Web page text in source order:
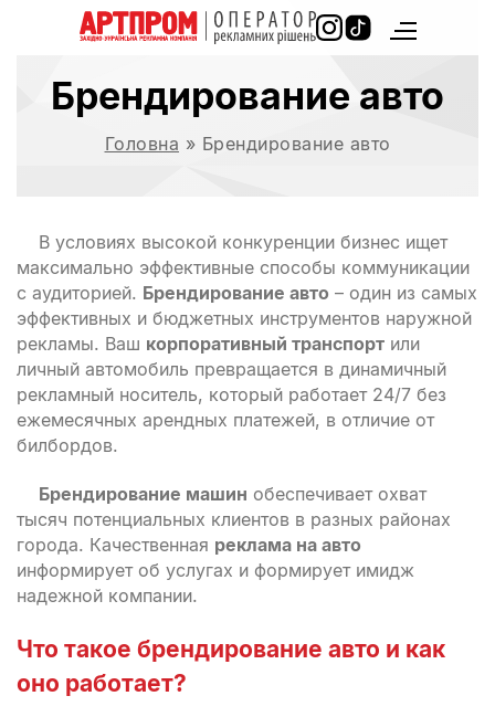
Брендирование авто
Головна » Брендирование авто
В условиях высокой конкуренции бизнес ищет
максимально эффективные способы коммуникации
с аудиторией. Брендирование авто – один из самых
эффективных и бюджетных инструментов наружной
рекламы. Ваш корпоративный транспорт или
личный автомобиль превращается в динамичный
рекламный носитель, который работает 24/7 без
ежемесячных арендных платежей, в отличие от
билбордов.
Брендирование машин обеспечивает охват
тысяч потенциальных клиентов в разных районах
города. Качественная реклама на авто
информирует об услугах и формирует имидж
надежной компании.
Что такое брендирование авто и как
оно работает?